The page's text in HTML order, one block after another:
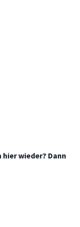
wieder? Dann